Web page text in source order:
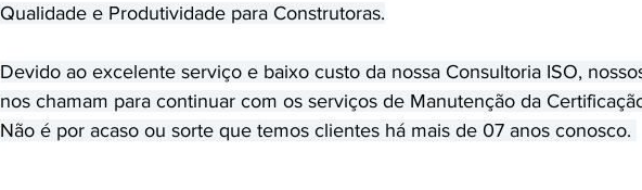
Qualidade e Produtividade para Construtoras.
Devido ao excelente serviço e baixo custo da nossa Consultoria ISO,
nos chamam para continuar com os serviços de Manutenção da
Não é por acaso ou sorte que temos clientes há mais de 07 anos conosco.